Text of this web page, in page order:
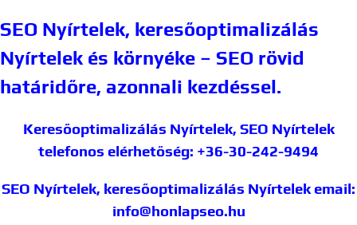
SEO Nyírtelek, keresőoptimalizálás
Nyírtelek és környéke – SEO rövid
határidőre, azonnali kezdéssel.
Keresőoptimalizálás Nyírtelek, SEO Nyírtelek
telefonos elérhetőség: +36-30-242-9494
SEO Nyírtelek, keresőoptimalizálás Nyírtelek email:
info@honlapseo.hu